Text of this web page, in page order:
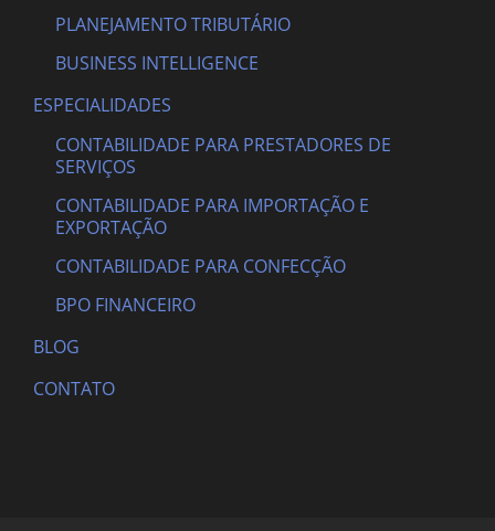
PLANEJAMENTO TRIBUTÁRIO
BUSINESS INTELLIGENCE
ESPECIALIDADES
CONTABILIDADE PARA PRESTADORES DE
SERVIÇOS
CONTABILIDADE PARA IMPORTAÇÃO E
EXPORTAÇÃO
CONTABILIDADE PARA CONFECÇÃO
BPO FINANCEIRO
BLOG
CONTATO